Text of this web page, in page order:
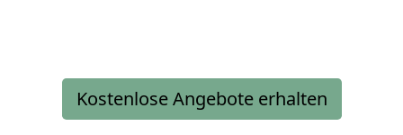
Kostenlose Angebote erhalten